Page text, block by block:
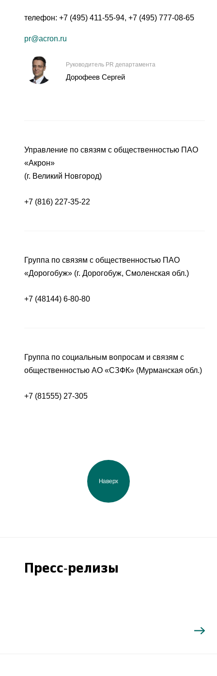
телефон: +7 (495) 411-55-94, +7 (495) 777-08-65
pr@acron.ru
Руководитель PR департамента
Дорофеев Сергей
Управление по связям с общественностью ПАО
«Акрон»
(г. Великий Новгород)
+7 (816) 227-35-22
Группа по связям с общественностью ПАО
«Дорогобуж» (г. Дорогобуж, Смоленская обл.)
+7 (48144) 6-80-80
Группа по социальным вопросам и связям с
общественностью АО «СЗФК» (Мурманская обл.)
+7 (81555) 27-305
Наверх
Пресс-релизы